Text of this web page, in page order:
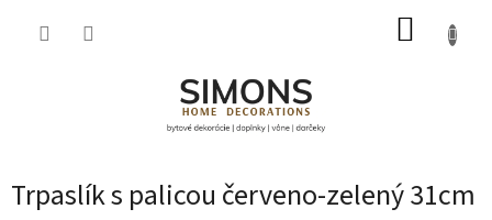
Trpaslík s palicou červeno-zelený 31cm